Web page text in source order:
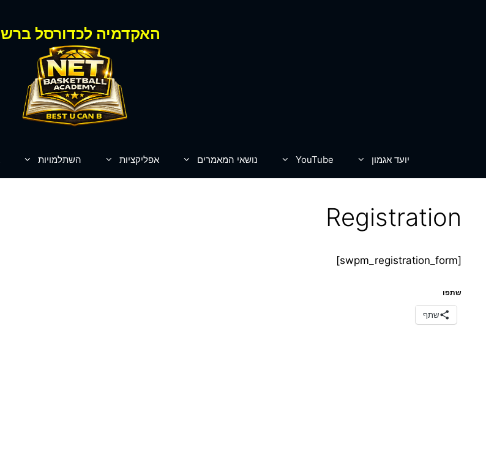
האקדמיה לכדורסל
יועד אגמון YouTube נושאי המאמרים אפליקציות השתלמויות
Registration
[swpm_registration_form]
שתפו
שתף